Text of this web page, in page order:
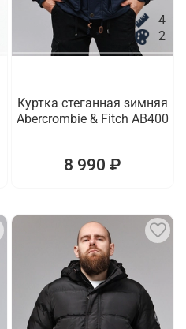
4
2
Куртка стеганная зимняя
Abercrombie & Fitch AB400
8 990 ₽